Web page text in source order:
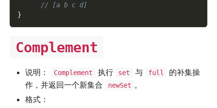
// [a b c d]
}
Complement
说明： Complement 执行 set 与 full
的补集操
作，并返回一个新集合
newSet 。
格式：